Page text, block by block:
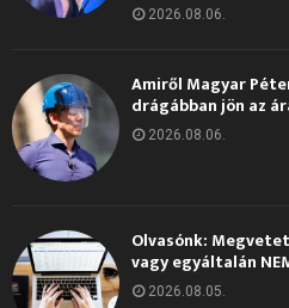
2026.08.06.
Amiről Magyar
drágábban jön az
2026.08.06.
Olvasónk:
vagy egyáltalán
2026.08.05.